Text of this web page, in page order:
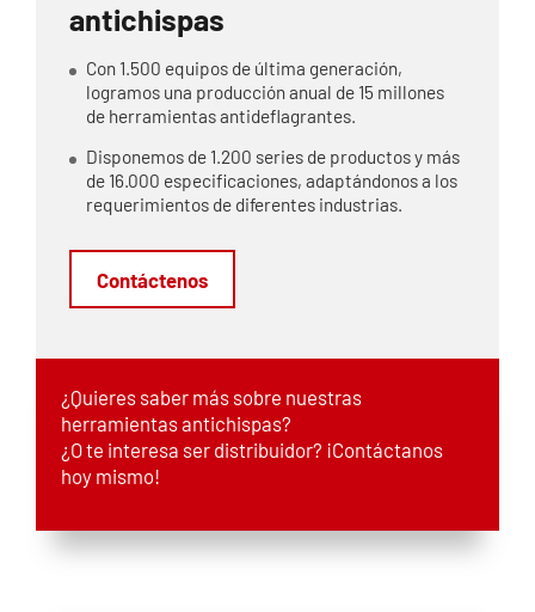
antichispas
Con 1.500 equipos de última generación,
logramos una producción anual de 15 millones
de herramientas antideflagrantes.
Disponemos de 1.200 series de productos y más
de 16.000 especificaciones, adaptándonos a los
requerimientos de diferentes industrias.
Contáctenos
¿Quieres saber más sobre nuestras
herramientas antichispas?
¿O te interesa ser distribuidor? ¡Contáctanos
hoy mismo!